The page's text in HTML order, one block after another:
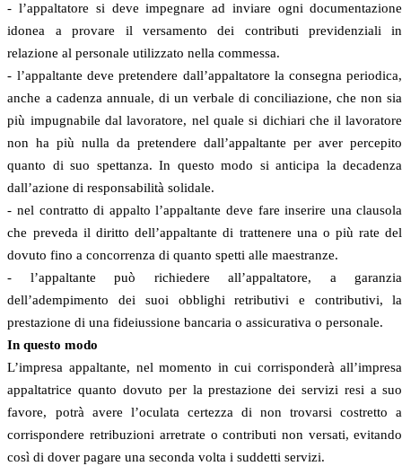
- l’appaltatore si deve impegnare ad inviare ogni documentazione
idonea a provare il versamento dei contributi previdenziali in
relazione al personale utilizzato nella commessa.
- l’appaltante deve pretendere dall’appaltatore la consegna periodica,
anche a cadenza annuale, di un verbale di conciliazione, che non sia
più impugnabile dal lavoratore, nel quale si dichiari che il lavoratore
non ha più nulla da pretendere dall’appaltante per aver percepito
quanto di suo spettanza. In questo modo si anticipa la decadenza
dall’azione di responsabilità solidale.
- nel contratto di appalto l’appaltante deve fare inserire una clausola
che preveda il diritto dell’appaltante di trattenere una o più rate del
dovuto fino a concorrenza di quanto spetti alle maestranze.
- l’appaltante può richiedere all’appaltatore, a garanzia
dell’adempimento dei suoi obblighi retributivi e contributivi, la
prestazione di una fideiussione bancaria o assicurativa o personale.
In questo modo
L’impresa appaltante, nel momento in cui corrisponderà all’impresa
appaltatrice quanto dovuto per la prestazione dei servizi resi a suo
favore, potrà avere l’oculata certezza di non trovarsi costretto a
corrispondere retribuzioni arretrate o contributi non versati, evitando
così di dover pagare una seconda volta i suddetti servizi.